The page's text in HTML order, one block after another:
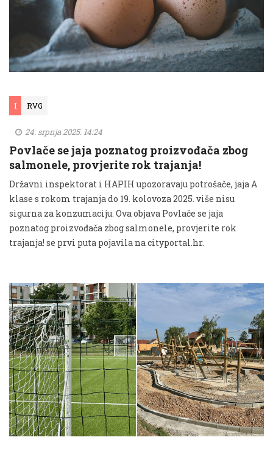
I RVG
24. srpnja 2025. 14:24
Povlače se jaja poznatog proizvođača zbog
salmonele, provjerite rok trajanja!
Državni inspektorat i HAPIH upozoravaju potrošače, jaja A
klase s rokom trajanja do 19. kolovoza 2025. više nisu
sigurna za konzumaciju. Ova objava Povlače se jaja
poznatog proizvođača zbog salmonele, provjerite rok
trajanja! se prvi puta pojavila na cityportal.hr.